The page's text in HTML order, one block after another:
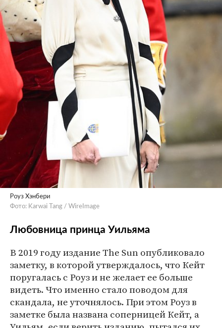
Роуз Хэнбери
Фото: Karwai Tang / WireImage
Любовница принца Уильяма
В 2019 году издание The Sun опубликовало
заметку, в которой утверждалось, что Кейт
поругалась с Роуз и не желает ее больше
видеть. Что именно стало поводом для
скандала, не уточнялось. При этом Роуз в
заметке была названа соперницей Кейт, а